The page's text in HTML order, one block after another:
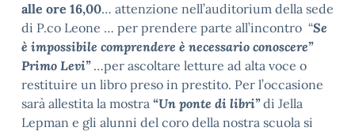
alle ore 16,00… attenzione nell’auditorium della sede
di P.co Leone … per prendere parte all’incontro “Se
è impossibile comprendere è necessario conoscere”
Primo Levi”…per ascoltare letture ad alta voce o
restituire un libro preso in prestito. Per l’occasione
sarà allestita la mostra “Un ponte di libri”di Jella
Lepman e gli alunni del coro della nostra scuola si